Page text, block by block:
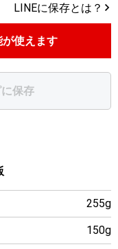
LINEに保存とは？
使えます
保存
255g
150g